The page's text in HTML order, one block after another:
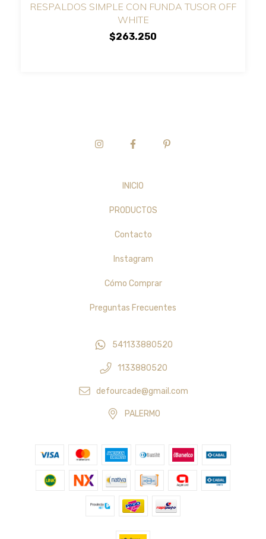
RESPALDOS SIMPLE CON FUNDA TUSOR OFF
WHITE
$263.250
INICIO
PRODUCTOS
Contacto
Instagram
Cómo Comprar
Preguntas Frecuentes
541133880520
1133880520
defourcade@gmail.com
PALERMO